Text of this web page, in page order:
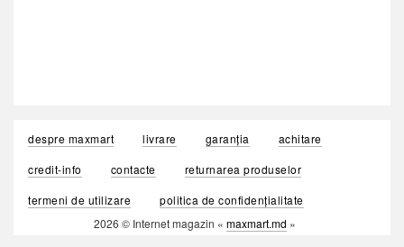
despre maxmart livrare garanția
achitare
credit-info
contacte
returnarea produselor
termeni de utilizare
politica de confidențialitate
2026 © Internet magazin « maxmart.md »